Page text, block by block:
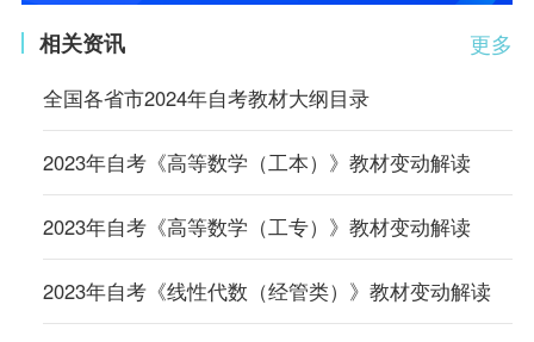
更多
相关资讯
全国各省市2024年自考教材大纲目录
2023年自考《高等数学（工本）》教材变动解读
2023年自考《高等数学（工专）》教材变动解读
2023年自考《线性代数（经管类）》教材变动解读